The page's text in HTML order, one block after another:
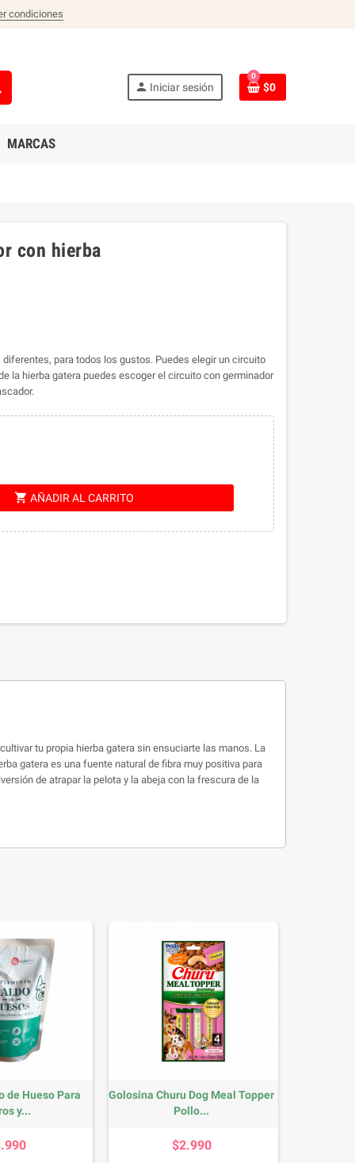
condiciones
person Iniciar sesión
0
$0
MARCAS
con hierba
para todos los gustos. Puedes elegir un circuito
la hierba gatera puedes escoger el circuito con germinador
shopping_cart AÑADIR AL CARRITO
tu propia hierba gatera sin ensuciarte las manos. La
gatera es una fuente natural de fibra muy positiva para
de atrapar la pelota y la abeja con la frescura de la
de Hueso Para
y...
Golosina Churu Dog Meal Topper
Pollo...
$2.990